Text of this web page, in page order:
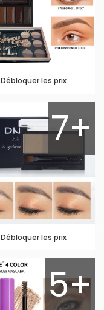
Débloquer les prix
7+
Débloquer les prix
5+